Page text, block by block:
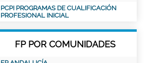
PCPI PROGRAMAS DE CUALIFICACIÓN
PROFESIONAL INICIAL
FP POR COMUNIDADES